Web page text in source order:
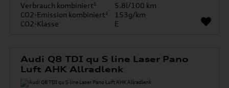
Verbrauch kombiniert¹
5.8l/100 km
CO2-Emission kombiniert¹
153g/km
CO2-Klasse
E
Audi Q8 TDI qu S line Laser Pano
Luft AHK Allradlenk